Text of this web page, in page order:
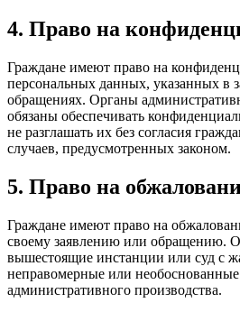
4. Право на
Граждане имеют право на
персональных данных, указанных в
обращениях. Органы
обязаны обеспечивать
не разглашать их без согласия
случаев, предусмотренных законом.
5. Право на
Граждане имеют право на
своему заявлению или обращению.
вышестоящие инстанции или суд с
неправомерные или необоснованные
административного производства.